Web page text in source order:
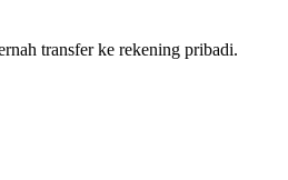
transfer ke rekening pribadi.